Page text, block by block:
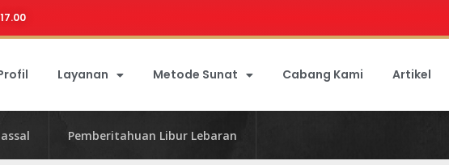
Layanan Metode Sunat Cabang Kami Artikel
Pemberitahuan Libur Lebaran